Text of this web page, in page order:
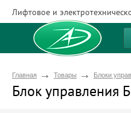
Лифтовое и
Главная Товары Блоки
Блок управления